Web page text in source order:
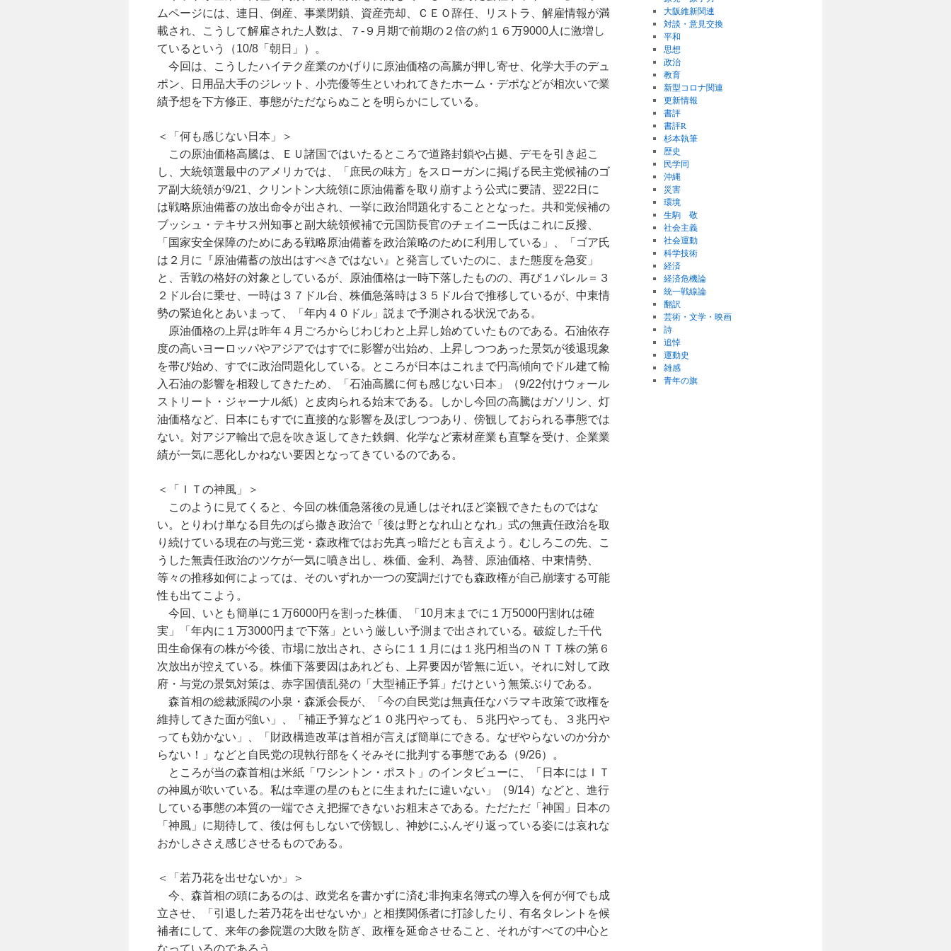
ムページには、連日、倒産、事業閉鎖、資産売却、ＣＥＯ辞任、リストラ、解雇情報が満
載され、こうして解雇された人数は、７-９月期で前期の２倍の約１６万9000人に激増し
ているという（10/8「朝日」）。
今回は、こうしたハイテク産業のかげりに原油価格の高騰が押し寄せ、化学大手のデュ
ポン、日用品大手のジレット、小売優等生といわれてきたホーム・デポなどが相次いで業
績予想を下方修正、事態がただならぬことを明らかにしている。
＜「何も感じない日本」＞
この原油価格高騰は、ＥＵ諸国ではいたるところで道路封鎖や占拠、デモを引き起こ
し、大統領選最中のアメリカでは、「庶民の味方」をスローガンに掲げる民主党候補のゴ
ア副大統領が9/21、クリントン大統領に原油備蓄を取り崩すよう公式に要請、翌22日に
は戦略原油備蓄の放出命令が出され、一挙に政治問題化することとなった。共和党候補の
ブッシュ・テキサス州知事と副大統領候補で元国防長官のチェイニー氏はこれに反撥、
「国家安全保障のためにある戦略原油備蓄を政治策略のために利用している」、「ゴア氏
は２月に『原油備蓄の放出はすべきではない』と発言していたのに、また態度を急変」
と、舌戦の格好の対象としているが、原油価格は一時下落したものの、再び１バレル＝３
２ドル台に乗せ、一時は３７ドル台、株価急落時は３５ドル台で推移しているが、中東情
勢の緊迫化とあいまって、「年内４０ドル」説まで予測される状況である。
原油価格の上昇は昨年４月ごろからじわじわと上昇し始めていたものである。石油依存
度の高いヨーロッパやアジアではすでに影響が出始め、上昇しつつあった景気が後退現象
を帯び始め、すでに政治問題化している。ところが日本はこれまで円高傾向でドル建て輸
入石油の影響を相殺してきたため、「石油高騰に何も感じない日本」（9/22付けウォール
ストリート・ジャーナル紙）と皮肉られる始末である。しかし今回の高騰はガソリン、灯
油価格など、日本にもすでに直接的な影響を及ぼしつつあり、傍観しておられる事態では
ない。対アジア輸出で息を吹き返してきた鉄鋼、化学など素材産業も直撃を受け、企業業
績が一気に悪化しかねない要因となってきているのである。
＜「ＩＴの神風」＞
このように見てくると、今回の株価急落後の見通しはそれほど楽観できたものではな
い。とりわけ単なる目先のばら撒き政治で「後は野となれ山となれ」式の無責任政治を取
り続けている現在の与党三党・森政権ではお先真っ暗だとも言えよう。むしろこの先、こ
うした無責任政治のツケが一気に噴き出し、株価、金利、為替、原油価格、中東情勢、
等々の推移如何によっては、そのいずれか一つの変調だけでも森政権が自己崩壊する可能
性も出てこよう。
今回、いとも簡単に１万6000円を割った株価、「10月末までに１万5000円割れは確
実」「年内に１万3000円まで下落」という厳しい予測まで出されている。破綻した千代
田生命保有の株が今後、市場に放出され、さらに１１月には１兆円相当のＮＴＴ株の第６
次放出が控えている。株価下落要因はあれども、上昇要因が皆無に近い。それに対して政
府・与党の景気対策は、赤字国債乱発の「大型補正予算」だけという無策ぶりである。
森首相の総裁派閥の小泉・森派会長が、「今の自民党は無責任なバラマキ政策で政権を
維持してきた面が強い」、「補正予算など１０兆円やっても、５兆円やっても、３兆円や
っても効かない」、「財政構造改革は首相が言えば簡単にできる。なぜやらないのか分か
らない！」などと自民党の現執行部をくそみそに批判する事態である（9/26）。
ところが当の森首相は米紙「ワシントン・ポスト」のインタビューに、「日本にはＩＴ
の神風が吹いている。私は幸運の星のもとに生まれたに違いない」（9/14）などと、進行
している事態の本質の一端でさえ把握できないお粗末さである。ただただ「神国」日本の
「神風」に期待して、後は何もしないで傍観し、神妙にふんぞり返っている姿には哀れな
おかしささえ感じさせるものである。
＜「若乃花を出せないか」＞
今、森首相の頭にあるのは、政党名を書かずに済む非拘束名簿式の導入を何が何でも成
立させ、「引退した若乃花を出せないか」と相撲関係者に打診したり、有名タレントを候
補者にして、来年の参院選の大敗を防ぎ、政権を延命させること、それがすべての中心と
なっているのであろう。
大阪維新関連
対談・意見交換
平和
思想
政治
教育
新型コロナ関連
更新情報
書評
書評R
杉本執筆
歴史
民学同
沖縄
災害
環境
生駒 敬
社会主義
社会運動
科学技術
経済
経済危機論
統一戦線論
翻訳
芸術・文学・映画
詩
追悼
運動史
雑感
青年の旗